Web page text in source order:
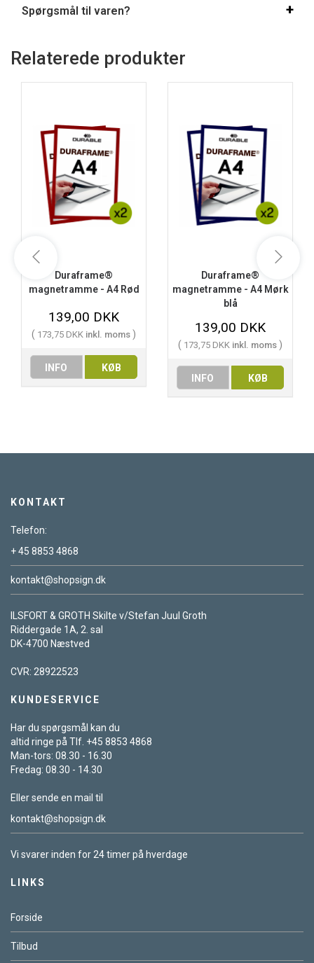
Spørgsmål til varen?
Relaterede produkter
Duraframe®
magnetramme - A4 Rød
139,00 DKK
( 173,75 DKK inkl. moms )
INFO KØB
Duraframe®
magnetramme - A4 Mørk
blå
139,00 DKK
( 173,75 DKK inkl. moms )
INFO KØB
KONTAKT
Telefon:
+ 45 8853 4868
kontakt@shopsign.dk
ILSFORT & GROTH Skilte v/Stefan Juul Groth
Riddergade 1A, 2. sal
DK-4700 Næstved
CVR: 28922523
KUNDESERVICE
Har du spørgsmål kan du
altid ringe på Tlf. +45 8853 4868
Man-tors: 08.30 - 16.30
Fredag: 08.30 - 14.30
Eller sende en mail til
kontakt@shopsign.dk
Vi svarer inden for 24 timer på hverdage
LINKS
Forside
Tilbud